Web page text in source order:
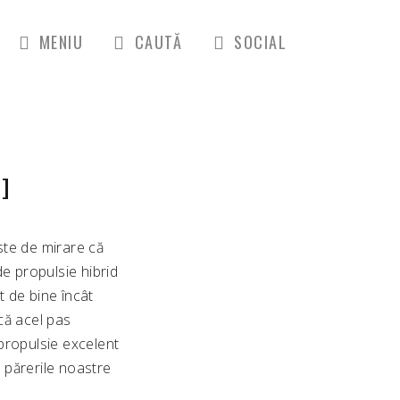
MENIU CAUTĂ SOCIAL
de mirare că
propulsie hibrid
de bine încât
acel pas
excelent
părerile noastre